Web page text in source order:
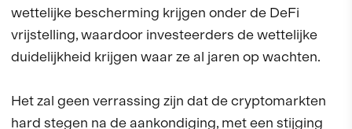
wettelijke bescherming krijgen onder de DeFi
vrijstelling, waardoor investeerders de wettelijke
duidelijkheid krijgen waar ze al jaren op wachten.
Het zal geen verrassing zijn dat de cryptomarkten
hard stegen na de aankondiging, met een stijging